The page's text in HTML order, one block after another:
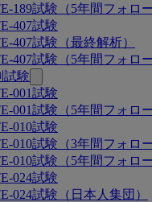
189試験（5年間フォロ
407試験
407試験（最終解析）
407試験（5年間フォロ
試験
001試験
001試験（5年間フォロ
010試験
010試験（3年間フォロ
010試験（5年間フォロ
024試験
024試験（日本人集団）